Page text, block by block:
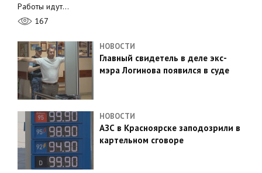
Работы идут…
167
НОВОСТИ
Главный свидетель в деле экс-
мэра Логинова появился в суде
НОВОСТИ
АЗС в Красноярске заподозрили в
картельном сговоре